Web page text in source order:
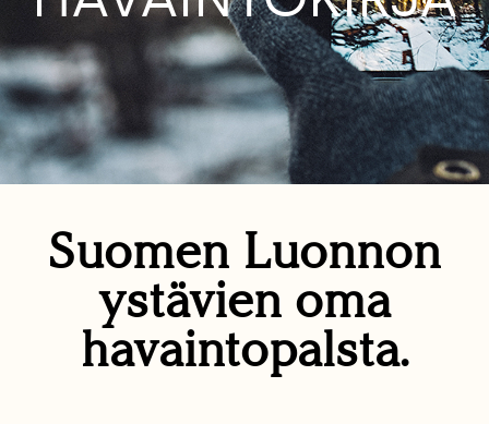
Suomen Luonnon
ystävien oma
havaintopalsta.